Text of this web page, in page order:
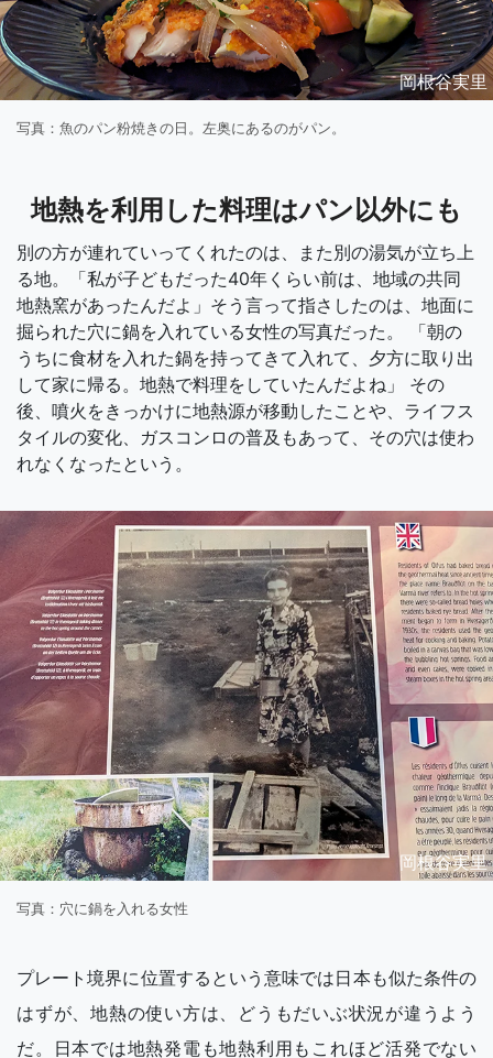
岡根谷実里
写真：魚のパン粉焼きの日。左奥にあるのがパン。
地熱を利用した料理はパン以外にも
別の方が連れていってくれたのは、また別の湯気が立ち上
る地。「私が子どもだった40年くらい前は、地域の共同
地熱窯があったんだよ」そう言って指さしたのは、地面に
掘られた穴に鍋を入れている女性の写真だった。 「朝の
うちに食材を入れた鍋を持ってきて入れて、夕方に取り出
して家に帰る。地熱で料理をしていたんだよね」 その
後、噴火をきっかけに地熱源が移動したことや、ライフス
タイルの変化、ガスコンロの普及もあって、その穴は使わ
れなくなったという。
岡根谷実里
写真：穴に鍋を入れる女性
プレート境界に位置するという意味では日本も似た条件の
はずが、地熱の使い方は、どうもだいぶ状況が違うよう
だ。日本では地熱発電も地熱利用もこれほど活発でない